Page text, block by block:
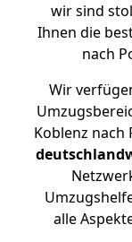
wir sind
Ihnen die
nach
Wir
Koblenz
alle